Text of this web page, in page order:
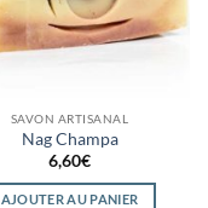
SAVON ARTISANAL
Nag Champa
6,60€
AJOUTER AU PANIER